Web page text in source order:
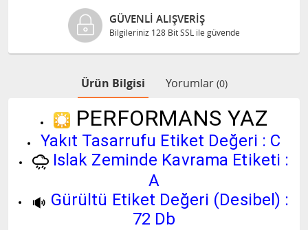
GÜVENLI ALIŞVERIŞ
Bilgileriniz 128 Bit SSL ile güvende
Ürün Bilgisi Yorumlar (0)
PERFORMANS YAZ
Yakıt Tasarrufu Etiket Değeri : C
Islak Zeminde Kavrama Etiketi :
A
Gürültü Etiket Değeri (Desibel) :
72 Db